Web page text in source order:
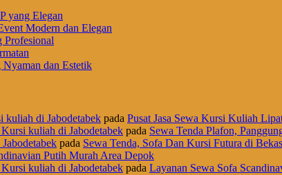
yang Elegan
Modern dan Elegan
Nyaman dan Estetik
kuliah di Jabodetabek pada Pusat Jasa Sewa Kursi Kuliah
kuliah di Jabodetabek pada Sewa Tenda Plafon,
pada Sewa Tenda, Sofa Dan Kursi Futura di
Putih Murah Area Depok
kuliah di Jabodetabek pada Layanan Sewa Sofa